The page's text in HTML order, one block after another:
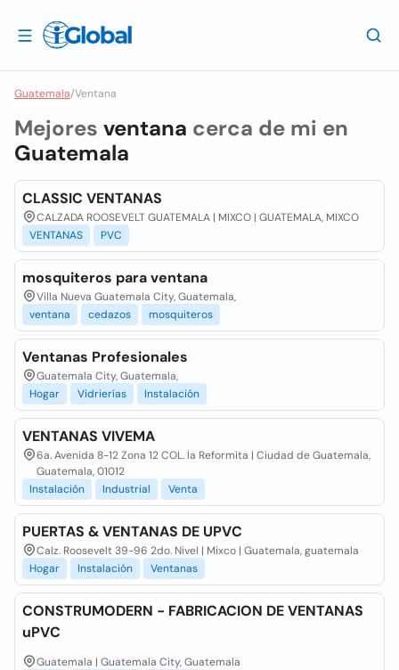
Guatemala/Ventana
Mejores ventana cerca de mi en
Guatemala
CLASSIC VENTANAS
CALZADA ROOSEVELT GUATEMALA | MIXCO | GUATEMALA, MIXCO
VENTANAS
PVC
mosquiteros para ventana
Villa Nueva Guatemala City, Guatemala,
ventana
cedazos mosquiteros
Ventanas Profesionales
Guatemala City, Guatemala,
Hogar
Vidrierías Instalación
VENTANAS VIVEMA
6a. Avenida 8-12 Zona 12 COL. la Reformita | Ciudad de Guatemala,
Guatemala, 01012
Instalación
Industrial Venta
PUERTAS & VENTANAS DE UPVC
Calz. Roosevelt 39-96 2do. Nivel | Mixco | Guatemala, guatemala
Hogar
Instalación Ventanas
CONSTRUMODERN - FABRICACION DE VENTANAS
uPVC
Guatemala | Guatemala City, Guatemala